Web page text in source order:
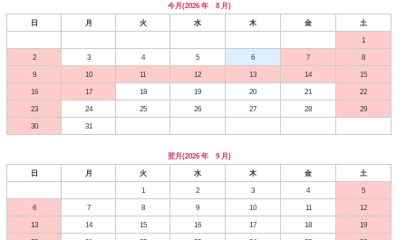
今月(2026 年 8 月)
日
月 火 水 木 金
土
1
2
3 4 5 6 7
8
9
10 11 12 13 14
15
16
17 18 19 20 21
22
23
24 25 26 27 28
29
30
31
翌月(2026 年 9 月)
日
月 火 水 木 金
土
1
2 3 4
5
6
7 8 9 10 11
12
13
14 15 16 17 18
19